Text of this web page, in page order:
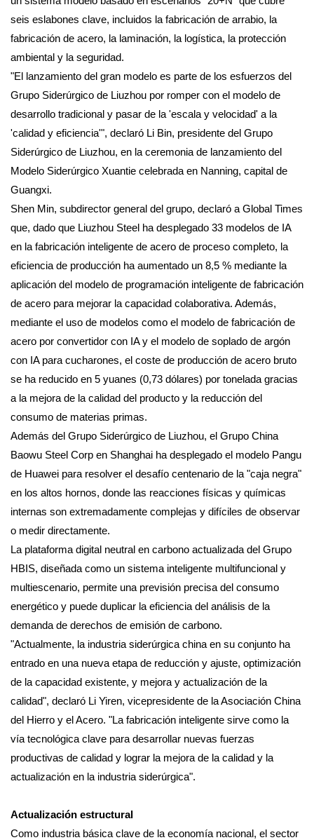
seis eslabones clave, incluidos la fabricación de arrabio, la
fabricación de acero, la laminación, la logística, la protección
ambiental y la seguridad.
"El lanzamiento del gran modelo es parte de los esfuerzos del
Grupo Siderúrgico de Liuzhou por romper con el modelo de
desarrollo tradicional y pasar de la 'escala y velocidad' a la
'calidad y eficiencia'", declaró Li Bin, presidente del Grupo
Siderúrgico de Liuzhou, en la ceremonia de lanzamiento del
Modelo Siderúrgico Xuantie celebrada en Nanning, capital de
Guangxi.
Shen Min, subdirector general del grupo, declaró a Global Times
que, dado que Liuzhou Steel ha desplegado 33 modelos de IA
en la fabricación inteligente de acero de proceso completo, la
eficiencia de producción ha aumentado un 8,5 % mediante la
aplicación del modelo de programación inteligente de fabricación
de acero para mejorar la capacidad colaborativa. Además,
mediante el uso de modelos como el modelo de fabricación de
acero por convertidor con IA y el modelo de soplado de argón
con IA para cucharones, el coste de producción de acero bruto
se ha reducido en 5 yuanes (0,73 dólares) por tonelada gracias
a la mejora de la calidad del producto y la reducción del
consumo de materias primas.
Además del Grupo Siderúrgico de Liuzhou, el Grupo China
Baowu Steel Corp en Shanghai ha desplegado el modelo Pangu
de Huawei para resolver el desafío centenario de la "caja negra"
en los altos hornos, donde las reacciones físicas y químicas
internas son extremadamente complejas y difíciles de observar
o medir directamente.
La plataforma digital neutral en carbono actualizada del Grupo
HBIS, diseñada como un sistema inteligente multifuncional y
multiescenario, permite una previsión precisa del consumo
energético y puede duplicar la eficiencia del análisis de la
demanda de derechos de emisión de carbono.
"Actualmente, la industria siderúrgica china en su conjunto ha
entrado en una nueva etapa de reducción y ajuste, optimización
de la capacidad existente, y mejora y actualización de la
calidad", declaró Li Yiren, vicepresidente de la Asociación China
del Hierro y el Acero. "La fabricación inteligente sirve como la
vía tecnológica clave para desarrollar nuevas fuerzas
productivas de calidad y lograr la mejora de la calidad y la
actualización en la industria siderúrgica".
Actualización estructural
Como industria básica clave de la economía nacional, el sector